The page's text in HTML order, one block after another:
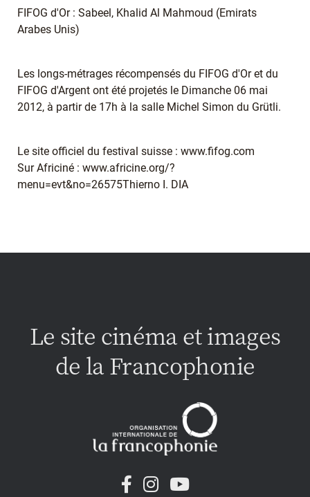
FIFOG d'Or : Sabeel, Khalid Al Mahmoud (Emirats
Arabes Unis)
Les longs-métrages récompensés du FIFOG d'Or et du
FIFOG d'Argent ont été projetés le Dimanche 06 mai
2012, à partir de 17h à la salle Michel Simon du Grütli.
Le site officiel du festival suisse : www.fifog.com
Sur Africiné : www.africine.org/?
menu=evt&no=26575Thierno I. DIA
Le site cinéma et images
de la Francophonie